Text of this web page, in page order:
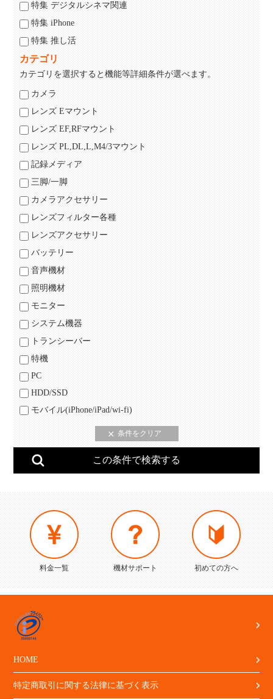
特集 デジタルシネマ関連
特集 iPhone
特集 推し活
カテゴリ
カテゴリを選択すると機能等詳細条件が選べます。
カメラ
レンズ Eマウント
レンズ EF,RFマウント
レンズ PL,DL,L,M4/3マウント
記録メディア
三脚/一脚
カメラアクセサリー
レンズフィルター各種
レンズアクセサリー
バッテリー
音声機材
照明機材
モニター
システム機器
トランシーバー
特機
PC
HDD/SSD
モバイル(iPhone/iPad/wi-fi)
料金一覧 機材サポート 初めての方へ
HOME
特定商取引に関する法律に基づく表示